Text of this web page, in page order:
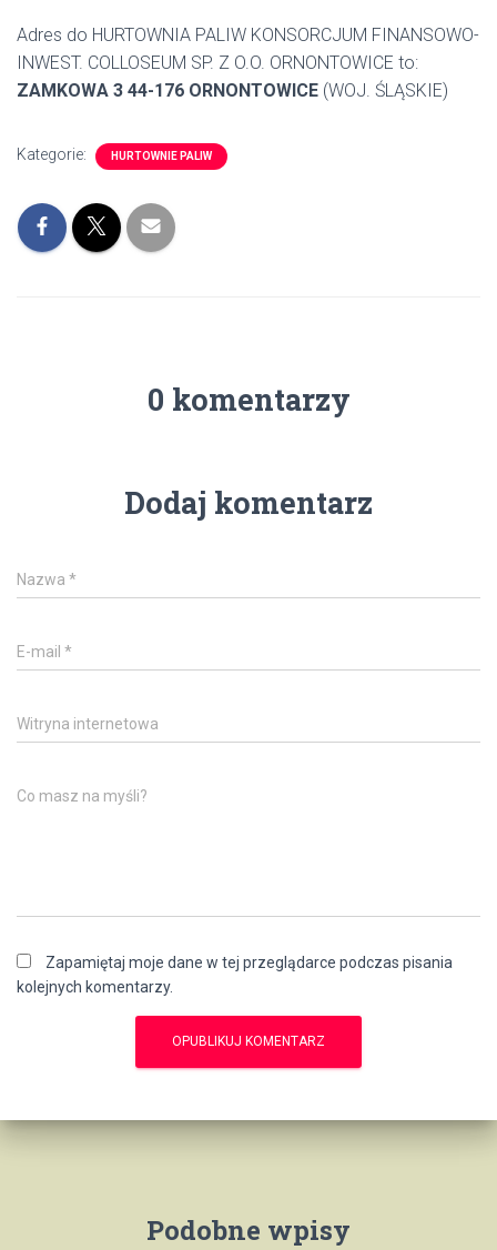
Adres do HURTOWNIA PALIW KONSORCJUM FINANSOWO-
INWEST. COLLOSEUM SP. Z O.O. ORNONTOWICE to:
ZAMKOWA 3 44-176 ORNONTOWICE (WOJ. ŚLĄSKIE)
Kategorie: HURTOWNIE PALIW
0 komentarzy
Dodaj komentarz
Nazwa *
E-mail *
Witryna internetowa
Co masz na myśli?
Zapamiętaj moje dane w tej przeglądarce podczas pisania
kolejnych komentarzy.
Podobne wpisy